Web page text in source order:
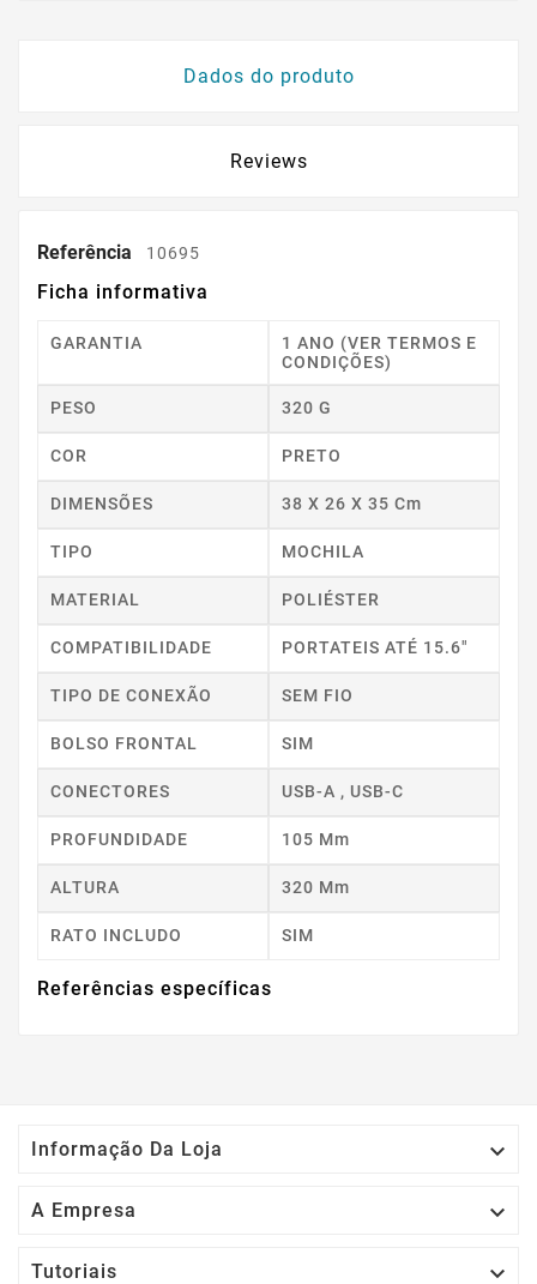
Dados do produto
Reviews
Referência 10695
Ficha informativa
GARANTIA
1 ANO (VER TERMOS E
CONDIÇÕES)
PESO 320 G
COR PRETO
DIMENSÕES 38 X 26 X 35 Cm
TIPO MOCHILA
MATERIAL POLIÉSTER
COMPATIBILIDADE PORTATEIS ATÉ 15.6"
TIPO DE CONEXÃO SEM FIO
BOLSO FRONTAL SIM
CONECTORES USB-A , USB-C
PROFUNDIDADE 105 Mm
ALTURA 320 Mm
RATO INCLUDO SIM
Referências específicas
Informação Da Loja 
A Empresa 
Tutoriais 